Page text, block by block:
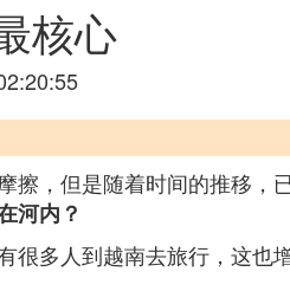
核心
，但是随着时间的推移，
河内？
很多人到越南去旅行，这也